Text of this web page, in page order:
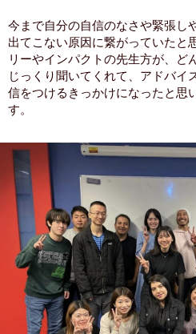
今まで自分の自信のなさや緊張し
出てこない原因に繋がっていたと
リーやインパクトの先生方が、ど
じっくり聞いてくれて、アドバイ
信をつけるきっかけになったと思
す。